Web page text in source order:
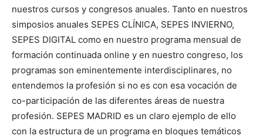
nuestros cursos y congresos anuales. Tanto en nuestros
simposios anuales SEPES CLÍNICA, SEPES INVIERNO,
SEPES DIGITAL como en nuestro programa mensual de
formación continuada online y en nuestro congreso, los
programas son eminentemente interdisciplinares, no
entendemos la profesión si no es con esa vocación de
co-participación de las diferentes áreas de nuestra
profesión. SEPES MADRID es un claro ejemplo de ello
con la estructura de un programa en bloques temáticos